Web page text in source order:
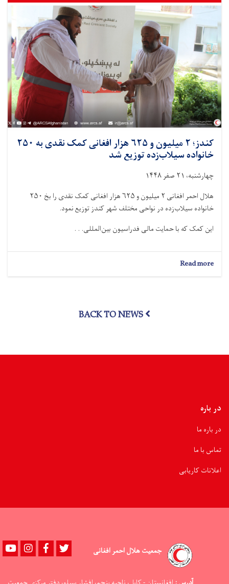
نهضت
بین‌المللی
و
جمعیت‌های
ملی
برای
علمای
دینی
برگزار
شد
کندز؛ ۲ میلیون و ۶۲۵ هزار افغانی کمک نقدی به ۲۵۰
خانواده سیلاب‌زده توزیع شد
چهارشنبه، ۲۱ صفر ۱۴۴۸
هلال احمر افغانی ۲ میلیون و ۶۲۵ هزار افغانی کمک نقدی را بخ ۲۵۰
خانواده سیلاب‌زده در نواحی مختلف شهر کندز توزیع نمود.
این کمک که با حمایت مالی فدراسیون بین‌المللی. . .
Read more
کندز؛
نقدی
BACK TO NEWS
در باره
در باره ما
تماس با ما
اعلانات کاریابی
جمعیت هلال احمر افغانی YoutubeinstagramFacebook